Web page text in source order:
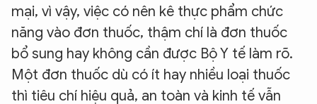
mại, vì vậy, việc có nên kê thực phẩm chức
năng vào đơn thuốc, thậm chí là đơn thuốc
bổ sung hay không cần được Bộ Y tế làm rõ.
Một đơn thuốc dù có ít hay nhiều loại thuốc
thì tiêu chí hiệu quả, an toàn và kinh tế vẫn